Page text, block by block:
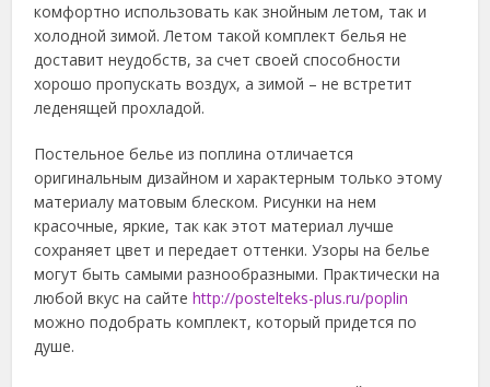
комфортно использовать как знойным летом, так и
холодной зимой. Летом такой комплект белья не
доставит неудобств, за счет своей способности
хорошо пропускать воздух, а зимой – не встретит
леденящей прохладой.
Постельное белье из поплина отличается
оригинальным дизайном и характерным только этому
материалу матовым блеском. Рисунки на нем
красочные, яркие, так как этот материал лучше
сохраняет цвет и передает оттенки. Узоры на белье
могут быть самыми разнообразными. Практически на
любой вкус на сайтеhttp://postelteks-plus.ru/poplin
можно подобрать комплект, который придется по
душе.